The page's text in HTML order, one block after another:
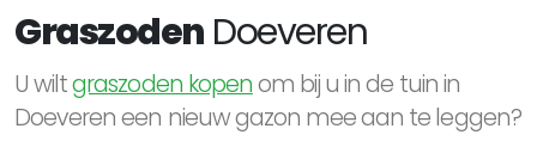
Graszoden Doeveren
U wiltgraszoden kopenom bij u in de tuin in
Doeveren een nieuw gazon mee aan te leggen?